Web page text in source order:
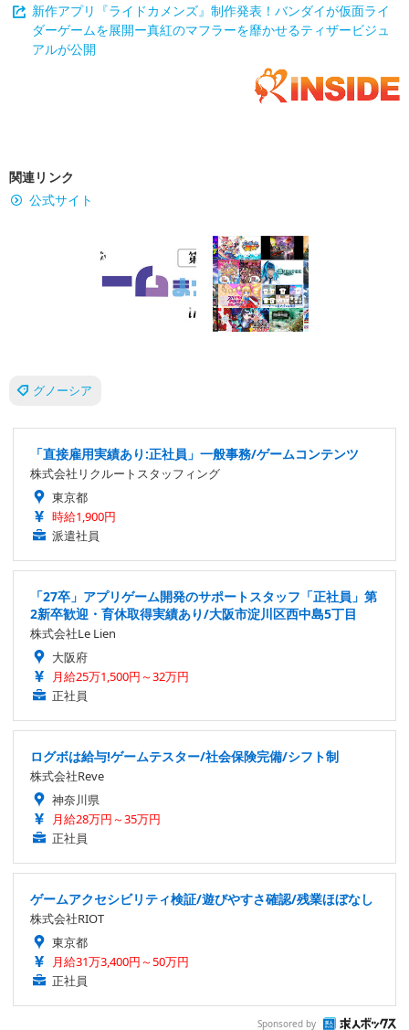
新作アプリ『ライドカメンズ』制作発表！バンダイが仮面ライ
ダーゲームを展開ー真紅のマフラーを靡かせるティザービジュ
アルが公開
関連リンク
公式サイト
グノーシア
「直接雇用実績あり:正社員」一般事務/ゲームコンテンツ
株式会社リクルートスタッフィング
東京都
時給1,900円
派遣社員
「27卒」アプリゲーム開発のサポートスタッフ「正社員」第
2新卒歓迎・育休取得実績あり/大阪市淀川区西中島5丁目
株式会社Le Lien
大阪府
月給25万1,500円～32万円
正社員
ログボは給与!ゲームテスター/社会保険完備/シフト制
株式会社Reve
神奈川県
月給28万円～35万円
正社員
ゲームアクセシビリティ検証/遊びやすさ確認/残業ほぼなし
株式会社RIOT
東京都
月給31万3,400円～50万円
正社員
Sponsored by